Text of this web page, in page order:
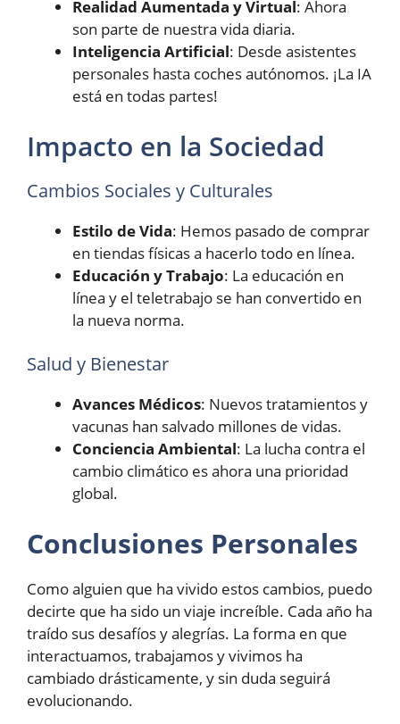
Realidad Aumentada y Virtual: Ahora
son parte de nuestra vida diaria.
Inteligencia Artificial: Desde asistentes
personales hasta coches autónomos. ¡La IA
está en todas partes!
Impacto en la Sociedad
Cambios Sociales y Culturales
Estilo de Vida: Hemos pasado de comprar
en tiendas físicas a hacerlo todo en línea.
Educación y Trabajo: La educación en
línea y el teletrabajo se han convertido en
la nueva norma.
Salud y Bienestar
Avances Médicos: Nuevos tratamientos y
vacunas han salvado millones de vidas.
Conciencia Ambiental: La lucha contra el
cambio climático es ahora una prioridad
global.
Conclusiones Personales
Como alguien que ha vivido estos cambios, puedo
decirte que ha sido un viaje increíble. Cada año ha
traído sus desafíos y alegrías. La forma en que
interactuamos, trabajamos y vivimos ha
cambiado drásticamente, y sin duda seguirá
evolucionando.